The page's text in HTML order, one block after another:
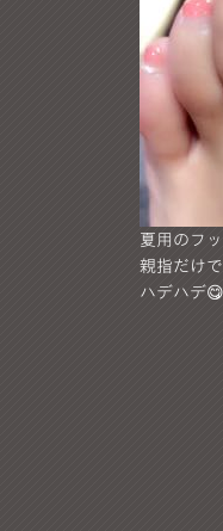
夏用のフ
親指だけ
ハデハデ😋